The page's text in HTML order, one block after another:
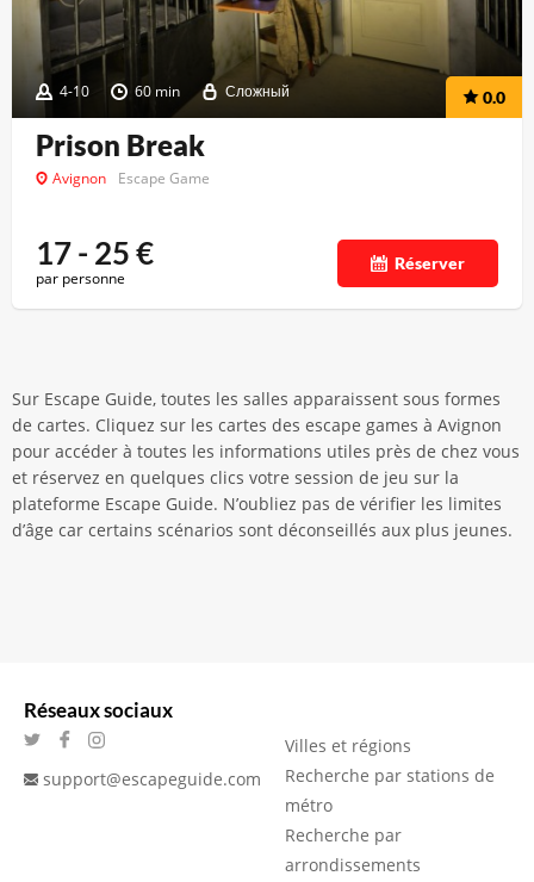
4-10 60 min Сложный 0.0
Prison Break
Avignon Escape Game
17 - 25€
par personne
Réserver
Sur Escape Guide, toutes les salles apparaissent sous formes
de cartes. Cliquez sur les cartes des escape games à Avignon
pour accéder à toutes les informations utiles près de chez vous
et réservez en quelques clics votre session de jeu sur la
plateforme Escape Guide. N’oubliez pas de vérifier les limites
d’âge car certains scénarios sont déconseillés aux plus jeunes.
Réseaux sociaux
support@escapeguide.com
Villes et régions
Recherche par stations de
métro
Recherche par
arrondissements